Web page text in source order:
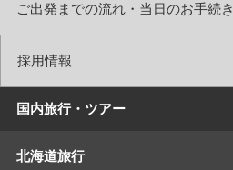
ご出発までの流れ・当日のお手続き
採用情報
国内旅行・ツアー
北海道旅行